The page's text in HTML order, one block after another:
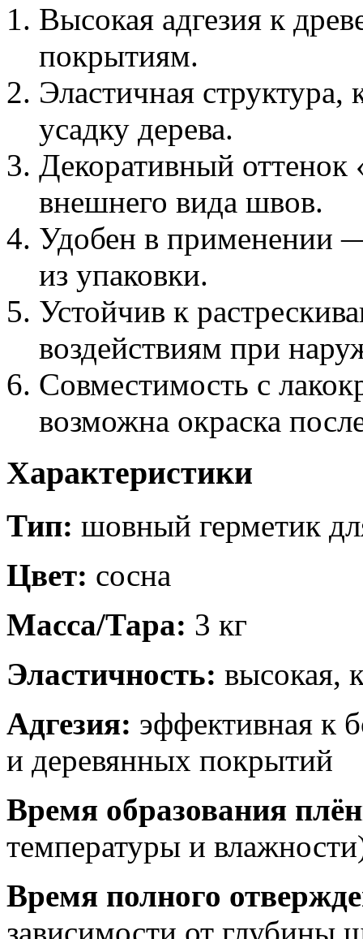
Высокая адгезия к
покрытиям.
Эластичная
усадку дерева.
Декоративный оттенок
внешнего вида швов.
Удобен в применении
из упаковки.
Устойчив к
воздействиям при
Совместимость с
возможна окраска
Характеристики
Тип: шовный герметик
Цвет: сосна
Масса/Тара: 3 кг
Эластичность: высокая,
Адгезия: эффективная к
и деревянных покрытий
Время образования
температуры и
Время полного